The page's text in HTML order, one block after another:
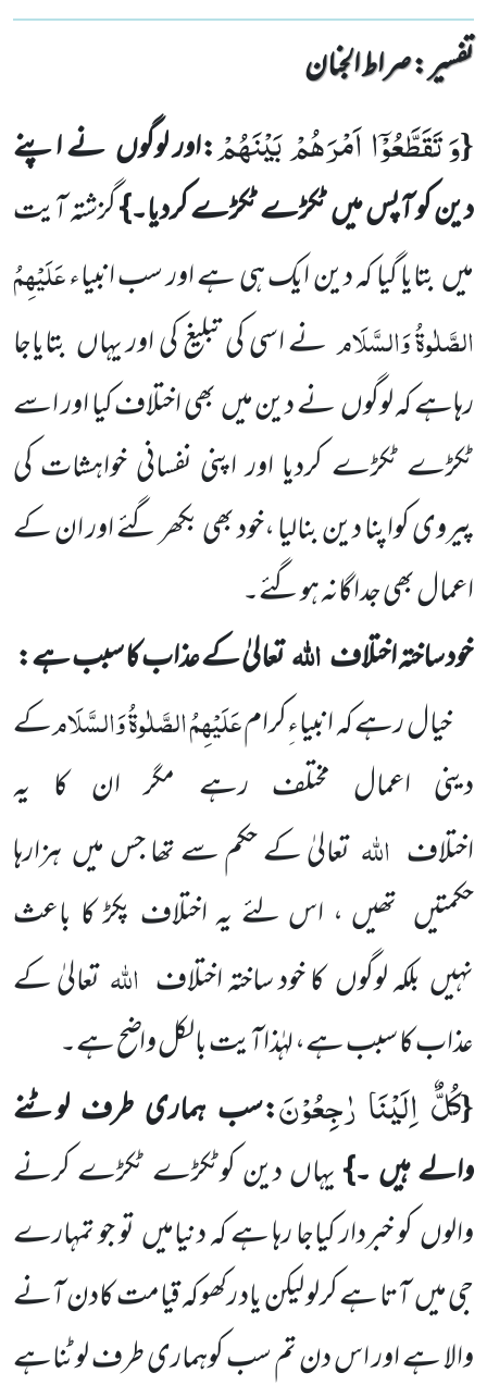
تفسیر : ‎صراط الجنان
{وَ تَقَطَّعُوْۤا اَمْرَهُمْ بَیْنَهُمْ:اور لوگوں نے اپنے
دین کو آپس میں ٹکڑے ٹکڑے کردیا۔}گزشتہ آیت
میں بتایا گیا کہ دین ایک ہی ہے اور سب انبیاءعَلَیْہِمُ
الصَّلٰوۃُ وَالسَّلَام نے اسی کی تبلیغ کی اور یہاں بتایاجا
رہاہے کہ لوگوں نے دین میں بھی اختلاف کیا اور اسے
ٹکڑے ٹکڑے کردیا اور اپنی نفسانی خواہشات کی
پیروی کواپنا دین بنالیا ،خود بھی بکھر گئے اور ان کے
اعمال بھی جداگانہ ہوگئے۔
خود ساختہ اختلافاللہتعالیٰ کے عذاب کا سبب ہے:
خیال رہے کہ انبیاءِکرامعَلَیْہِمُ الصَّلٰوۃُ وَالسَّلَامکے
دینی اعمال مختلف رہے مگر ان کا یہ
اختلاف اللہ تعالیٰ کے حکم سے تھا جس میں ہزارہا
حکمتیں تھیں ، اس لئے یہ اختلاف پکڑ کا باعث
نہیں بلکہ لوگوں کا خود ساختہ اختلاف اللہتعالیٰ کے
عذاب کا سبب ہے، لہٰذاآیت بالکل واضح ہے۔
{كُلٌّ اِلَیْنَا رٰجِعُوْنَ:سب ہماری طرف لوٹنے
والے ہیں ۔}یہاں دین کوٹکڑے ٹکڑے کرنے
والوں کو خبردار کیاجا رہا ہے کہ دنیامیں تو جو تمہارے
جی میں آتا ہے کرلو لیکن یاد رکھو کہ قیامت کادن آنے
والا ہے اور اس دن تم سب کوہماری طرف لوٹناہے